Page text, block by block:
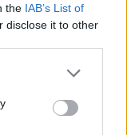
the IAB’s List of
disclose it to other